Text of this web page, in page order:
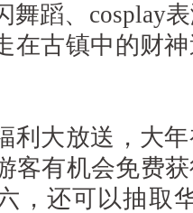
舞蹈、cosplay
在古镇中的财
利大放送，大
客有机会免费
，还可以抽取